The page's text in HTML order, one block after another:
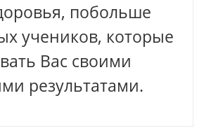
побольше
учеников, которые
Вас своими
результатами.